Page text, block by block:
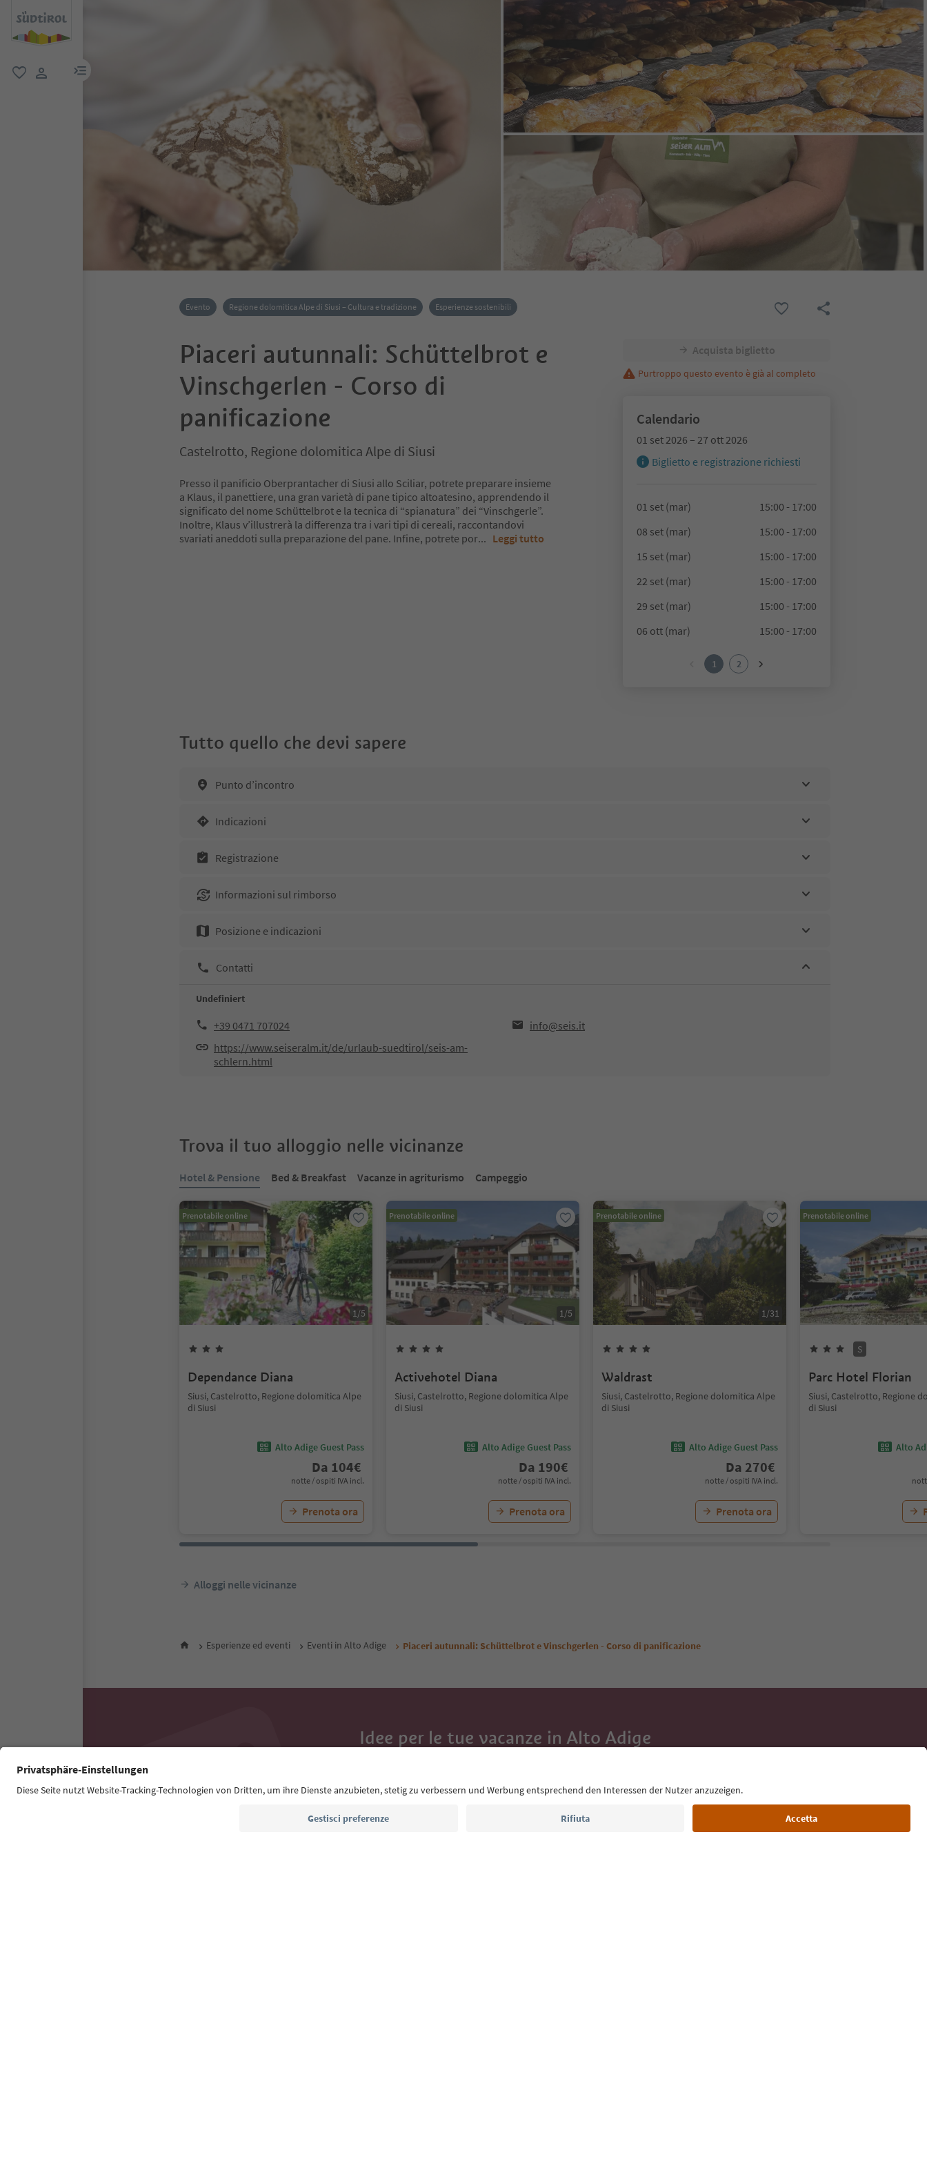
menu link
Evento Regione dolomitica Alpe di Siusi – Cultura e tradizione Esperienze sostenibili
Piaceri autunnali: Schüttelbrot e
Vinschgerlen - Corso di
panificazione
Castelrotto, Regione dolomitica Alpe di Siusi
Presso il panificio Oberprantacher di Siusi allo Sciliar, potrete preparare insieme
a Klaus, il panettiere, una gran varietà di pane tipico altoatesino, apprendendo il
significato del nome Schüttelbrot e la tecnica di “spianatura” dei “Vinschgerle”.
Inoltre, Klaus v’illustrerà la differenza tra i vari tipi di cereali, raccontandovi
svariati aneddoti sulla preparazione del pane. Infine, potrete por... Leggi tutto
Acquista biglietto
Purtroppo questo evento è già al completo
Calendario
01 set 2026 – 27 ott 2026
Biglietto e registrazione richiesti
01 set (mar)
15:00 - 17:00
08 set (mar)
15:00 - 17:00
15 set (mar)
15:00 - 17:00
22 set (mar)
15:00 - 17:00
29 set (mar)
15:00 - 17:00
06 ott (mar)
15:00 - 17:00
1 2
Tutto quello che devi sapere
Punto d’incontro
Indicazioni
Registrazione
Informazioni sul rimborso
Posizione e indicazioni
Contatti
Undefiniert
+39 0471 707024
info@seis.it
https://www.seiseralm.it/de/urlaub-suedtirol/seis-am-
schlern.html
Trova il tuo alloggio nelle vicinanze
Hotel & Pensione Bed & Breakfast Vacanze in agriturismo Campeggio
Prenotabile online
1/5
Dependance Diana
Siusi, Castelrotto, Regione dolomitica Alpe
di Siusi
Alto Adige Guest Pass
Da 104€
notte / ospiti IVA incl.
Prenota ora
Prenotabile online
1/5
Activehotel Diana
Siusi, Castelrotto, Regione dolomitica Alpe
di Siusi
Alto Adige Guest Pass
Da 190€
notte / ospiti IVA incl.
Prenota ora
Prenotabile online
1/31
Waldrast
Siusi, Castelrotto, Regione dolomitica Alpe
di Siusi
Alto Adige Guest Pass
Da 270€
notte / ospiti IVA incl.
Prenota ora
Prenotabile online
S
Parc Hotel Florian
Siusi, Castelrotto, Regione
di Siusi
Alto
Alloggi nelle vicinanze
Esperienze ed eventi Eventi in Alto Adige Piaceri autunnali: Schüttelbrot e Vinschgerlen - Corso di panificazione
Idee per le tue vacanze in Alto Adige
eventi da non perdere e ricette tipiche.